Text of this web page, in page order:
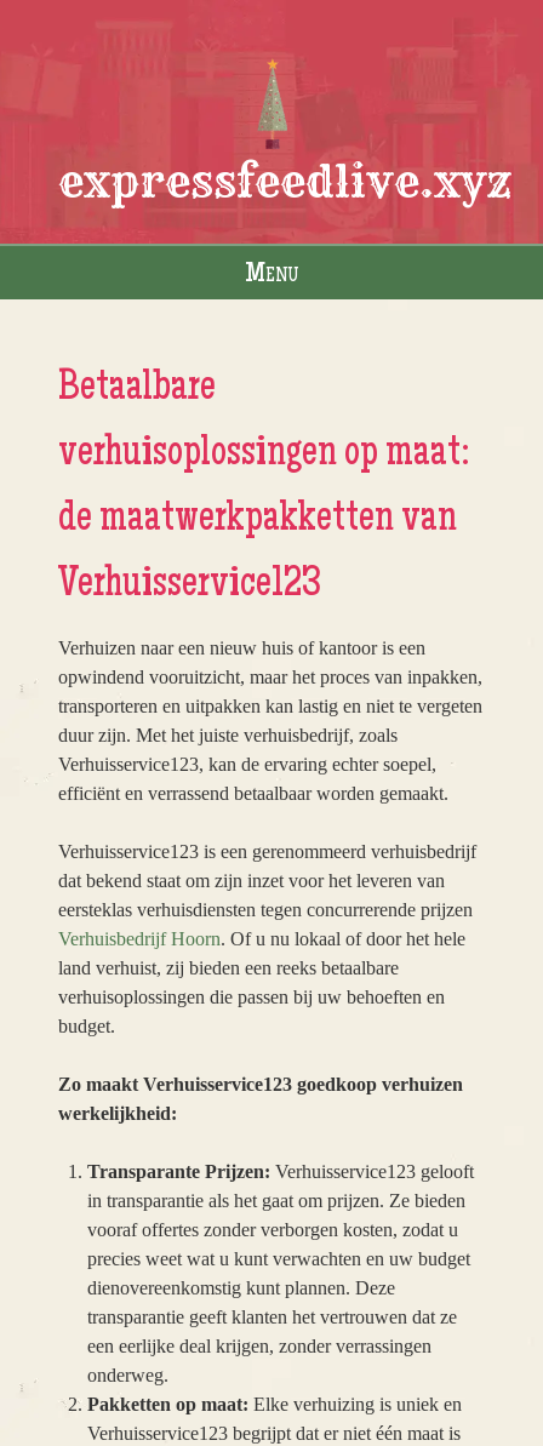
expressfeedlive.xyz
Menu
Betaalbare
verhuisoplossingen op maat:
de maatwerkpakketten van
Verhuisservice123
Verhuizen naar een nieuw huis of kantoor is een
opwindend vooruitzicht, maar het proces van inpakken,
transporteren en uitpakken kan lastig en niet te vergeten
duur zijn. Met het juiste verhuisbedrijf, zoals
Verhuisservice123, kan de ervaring echter soepel,
efficiënt en verrassend betaalbaar worden gemaakt.
Verhuisservice123 is een gerenommeerd verhuisbedrijf
dat bekend staat om zijn inzet voor het leveren van
eersteklas verhuisdiensten tegen concurrerende prijzen
Verhuisbedrijf Hoorn. Of u nu lokaal of door het hele
land verhuist, zij bieden een reeks betaalbare
verhuisoplossingen die passen bij uw behoeften en
budget.
Zo maakt Verhuisservice123 goedkoop verhuizen
werkelijkheid:
Transparante Prijzen: Verhuisservice123 gelooft
in transparantie als het gaat om prijzen. Ze bieden
vooraf offertes zonder verborgen kosten, zodat u
precies weet wat u kunt verwachten en uw budget
dienovereenkomstig kunt plannen. Deze
transparantie geeft klanten het vertrouwen dat ze
een eerlijke deal krijgen, zonder verrassingen
onderweg.
Pakketten op maat: Elke verhuizing is uniek en
Verhuisservice123 begrijpt dat er niet één maat is